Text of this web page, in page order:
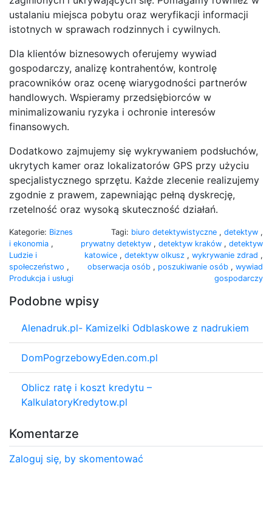
ustalaniu miejsca pobytu oraz weryfikacji informacji
istotnych w sprawach rodzinnych i cywilnych.
Dla klientów biznesowych oferujemy wywiad
gospodarczy, analizę kontrahentów, kontrolę
pracowników oraz ocenę wiarygodności partnerów
handlowych. Wspieramy przedsiębiorców w
minimalizowaniu ryzyka i ochronie interesów
finansowych.
Dodatkowo zajmujemy się wykrywaniem podsłuchów,
ukrytych kamer oraz lokalizatorów GPS przy użyciu
specjalistycznego sprzętu. Każde zlecenie realizujemy
zgodnie z prawem, zapewniając pełną dyskrecję,
rzetelność oraz wysoką skuteczność działań.
Kategorie: Biznes
i ekonomia ,
Ludzie i
społeczeństwo ,
Produkcja i usługi
Tagi: biuro detektywistyczne , detektyw ,
prywatny detektyw , detektyw kraków , detektyw
katowice , detektyw olkusz , wykrywanie zdrad ,
obserwacja osób , poszukiwanie osób , wywiad
gospodarczy
Podobne wpisy
Alenadruk.pl- Kamizelki Odblaskowe z nadrukiem
DomPogrzebowyEden.com.pl
Oblicz ratę i koszt kredytu –
KalkulatoryKredytow.pl
Komentarze
Zaloguj się, by skomentować